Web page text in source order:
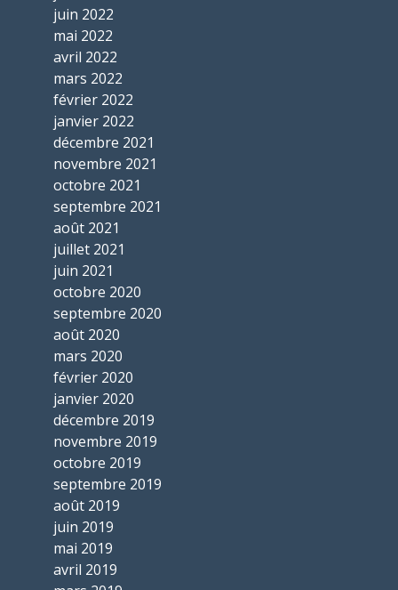
juin 2022
mai 2022
avril 2022
mars 2022
février 2022
janvier 2022
décembre 2021
novembre 2021
octobre 2021
septembre 2021
août 2021
juillet 2021
juin 2021
octobre 2020
septembre 2020
août 2020
mars 2020
février 2020
janvier 2020
décembre 2019
novembre 2019
octobre 2019
septembre 2019
août 2019
juin 2019
mai 2019
avril 2019